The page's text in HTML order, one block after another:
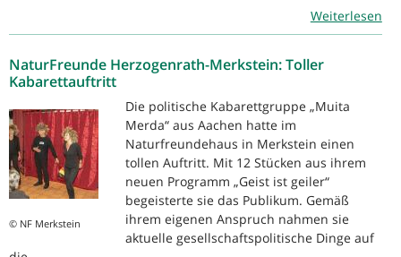
Weiterlesen
NaturFreunde Herzogenrath-Merkstein: Toller
Kabarettauftritt
© NF Merkstein
Die politische Kabarettgruppe „Muita
Merda“ aus Aachen hatte im
Naturfreundehaus in Merkstein einen
tollen Auftritt. Mit 12 Stücken aus ihrem
neuen Programm „Geist ist geiler“
begeisterte sie das Publikum. Gemäß
ihrem eigenen Anspruch nahmen sie
aktuelle gesellschaftspolitische Dinge auf